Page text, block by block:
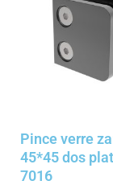
Pince verre
45*45 dos
7016